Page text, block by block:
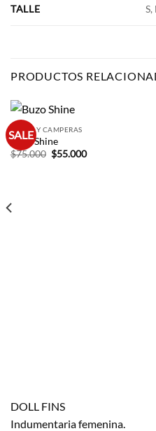
TALLE S,
PRODUCTOS
SALE
BUZOS Y CAMPERAS
Buzo Shine
$75.000 El
precio
$55.000El
DOLL FINS
Indumentaria femenina.